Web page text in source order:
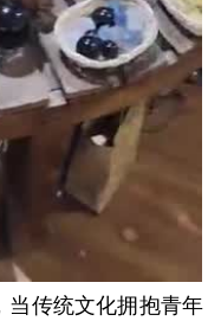
当传统文化拥抱青年